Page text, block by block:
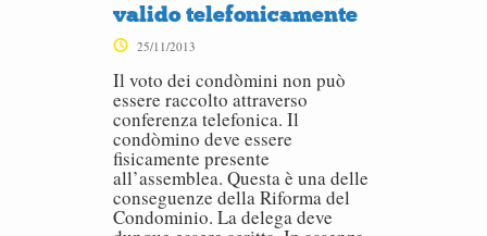
valido telefonicamente
25/11/2013
Il voto dei condòmini non può
essere raccolto attraverso
conferenza telefonica. Il
condòmino deve essere
fisicamente presente
all’assemblea. Questa è una delle
conseguenze della Riforma del
Condominio. La delega deve